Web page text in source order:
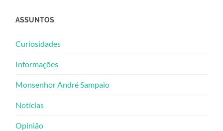
ASSUNTOS
Curiosidades
Informações
Monsenhor André Sampaio
Notícias
Opinião